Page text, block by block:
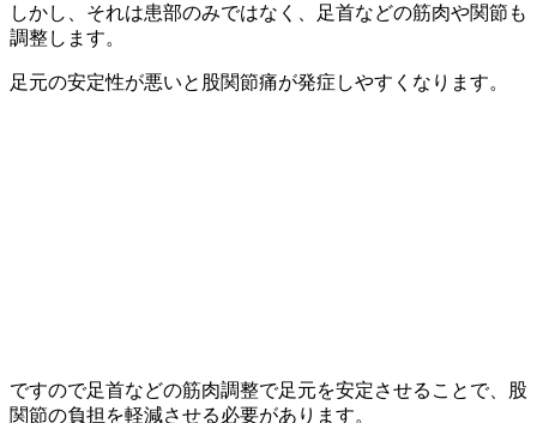
しかし、それは患部のみではなく、足首などの筋肉や関節も
調整します。
足元の安定性が悪いと股関節痛が発症しやすくなります。
ですので足首などの筋肉調整で足元を安定させることで、股
関節の負担を軽減させる必要があります。